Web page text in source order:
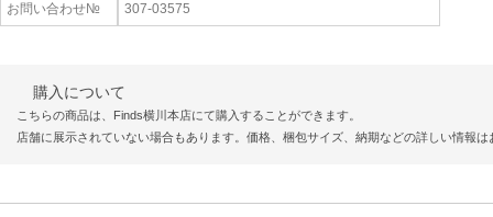
お問い合わせ№ 307-03575
購入について
こちらの商品は、Finds横川本店にて購入することができます。
店舗に展示されていない場合もあります。価格、梱包サイズ、納期などの詳しい情報